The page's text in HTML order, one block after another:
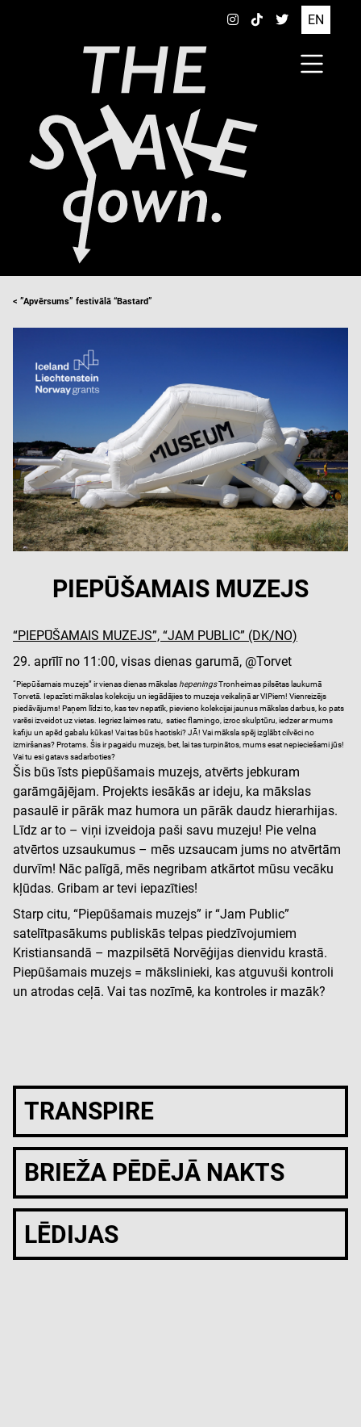
EN
< ”Apvērsums” festivālā “Bastard”
PIEPŪŠAMAIS MUZEJS
“PIEPŪŠAMAIS MUZEJS”, “JAM PUBLIC” (DK/NO)
29. aprīlī no 11:00, visas dienas garumā, @Torvet
“Piepūšamais muzejs” ir vienas dienas mākslas hepeningsTronheimas pilsētas laukumā
Torvetā. Iepazīsti mākslas kolekciju un iegādājies to muzeja veikaliņā ar VIPiem! Vienreizējs
piedāvājums! Paņem līdzi to, kas tev nepatīk, pievieno kolekcijai jaunus mākslas darbus, ko pats
varēsi izveidot uz vietas. Iegriez laimes ratu, satiec flamingo, izroc skulptūru, iedzer ar mums
kafiju un apēd gabalu kūkas! Vai tas būs haotiski? JĀ! Vai māksla spēj izglābt cilvēci no
izmiršanas? Protams. Šis ir pagaidu muzejs, bet, lai tas turpinātos, mums esat nepieciešami jūs!
Vai tu esi gatavs sadarboties?
Šis būs īsts piepūšamais muzejs, atvērts jebkuram
garāmgājējam. Projekts iesākās ar ideju, ka mākslas
pasaulē ir pārāk maz humora un pārāk daudz hierarhijas.
Līdz ar to – viņi izveidoja paši savu muzeju! Pie velna
atvērtos uzsaukumus – mēs uzsaucam jums no atvērtām
durvīm! Nāc palīgā, mēs negribam atkārtot mūsu vecāku
kļūdas. Gribam ar tevi iepazīties!
Starp citu, “Piepūšamais muzejs” ir “Jam Public”
satelītpasākums publiskās telpas piedzīvojumiem
Kristiansandā – mazpilsētā Norvēģijas dienvidu krastā.
Piepūšamais muzejs = mākslinieki, kas atguvuši kontroli
un atrodas ceļā. Vai tas nozīmē, ka kontroles ir mazāk?
TRANSPIRE
BRIEŽA PĒDĒJĀ NAKTS
LĒDIJAS